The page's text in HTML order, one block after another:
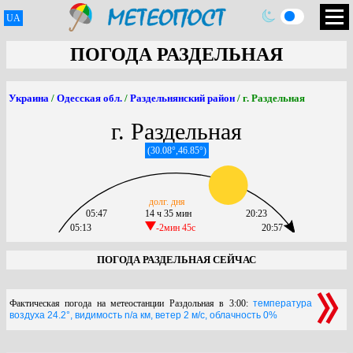
UA
ПОГОДА РАЗДЕЛЬНАЯ
Украина / Одесская обл. / Раздельнянский район / г. Раздельная
г. Раздельная
(30.08°,46.85°)
05:13
05:47
14 ч 35 мин
-2мин 45c
долг. дня
20:57
20:23
ПОГОДА РАЗДЕЛЬНАЯ СЕЙЧАС
Фактическая погода на метеостанции Раздольная в 3:00: температура
воздуха 24.2°, видимость n/a км, ветер 2 м/с, облачность 0%